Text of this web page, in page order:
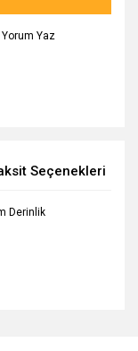
Yorum Yaz
Seçenekleri
Derinlik